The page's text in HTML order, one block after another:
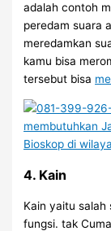
adalah contoh
peredam suara
meredamkan
kamu bisa
tersebut bisa
4. Kain
Kain yaitu
fungsi. tak